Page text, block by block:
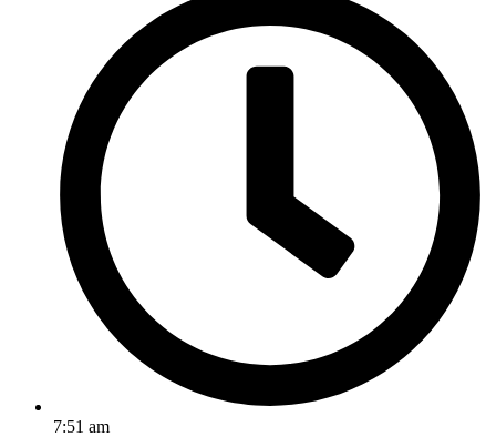
7:51 am